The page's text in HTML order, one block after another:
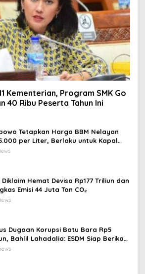
Kementerian, Program SMK Go
40 Ribu Peserta Tahun Ini
Tetapkan Harga BBM Nelayan
per Liter, Berlaku untuk Kapal
GT
Diklaim Hemat Devisa Rp177 Triliun dan
Emisi 44 Juta Ton CO₂
Dugaan Korupsi Batu Bara Rp5
Bahlil Lahadalia: ESDM Siap Berikan